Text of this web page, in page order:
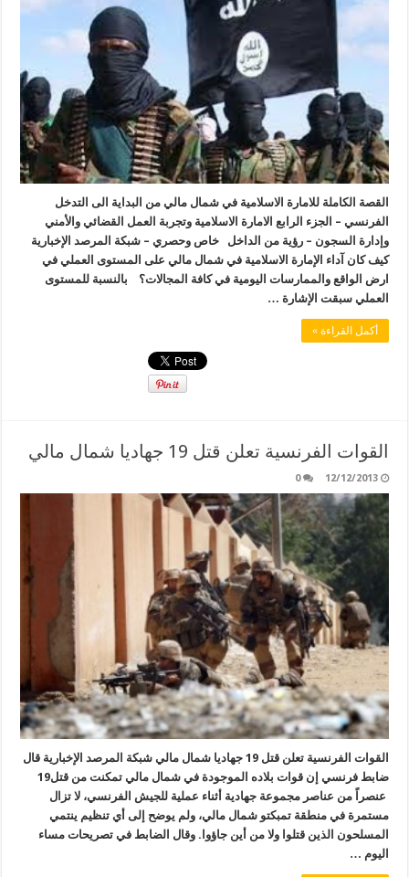
القصة الكاملة للامارة الاسلامية في شمال مالي من البداية الى التدخل
الفرنسي – الجزء الرابع الامارة الاسلامية وتجربة العمل القضائي والأمني
وإدارة السجون – رؤية من الداخل خاص وحصري – شبكة المرصد الإخبارية
كيف كان آداء الإمارة الاسلامية في شمال مالي على المستوى العملي في
ارض الواقع والممارسات اليومية في كافة المجالات؟ بالنسبة للمستوى
العملي سبقت الإشارة …
أكمل القراءة »
القوات الفرنسية تعلن قتل 19 جهاديا شمال مالي
12/12/2013
0
القوات الفرنسية تعلن قتل 19 جهاديا شمال مالي شبكة المرصد الإخبارية قال
ضابط فرنسي إن قوات بلاده الموجودة في شمال مالي تمكنت من قتل19
عنصراً من عناصر مجموعة جهادية أثناء عملية للجيش الفرنسي، لا تزال
مستمرة في منطقة تمبكتو شمال مالي، ولم يوضح إلى أي تنظيم ينتمي
المسلحون الذين قتلوا ولا من أين جاؤوا. وقال الضابط في تصريحات مساء
اليوم …